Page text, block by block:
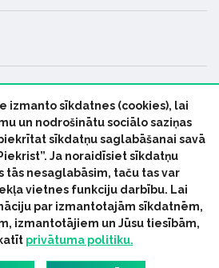
SŪTĪT
visas tiesības paturētas
Mūzikas Ziņas
Industrijas Ziņas
Biznesam Latvijas oficiālais
izmanto sīkdatnes (cookies), lai
un nodrošinātu sociālo saziņas
sīkdatņu saglabāšanai savā
Ja noraidīsiet sīkdatņu
tās nesaglabāsim, taču tas var
vietnes funkciju darbību. Lai
par izmantotajām sīkdatnēm,
izmantotājiem un Jūsu tiesībām,
privātuma politiku.